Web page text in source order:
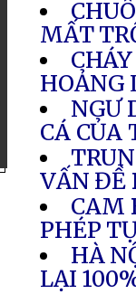
MẤT
HOẢNG
NGƯ
CÁ CỦA
VẤN ĐỀ
CAM
PHÉP
HÀ
LẠI